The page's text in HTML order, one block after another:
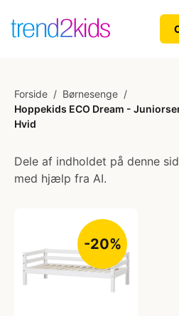
Forside / Børnesenge /
Hoppekids ECO Dream -
Hvid
Dele af indholdet på denne
med hjælp fra AI.
-20%